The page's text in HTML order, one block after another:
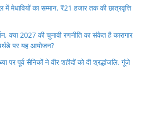
मेधावियों का सम्मान, ₹21 हजार तक की छात्रवृत्ति
क्या 2027 की चुनावी रणनीति का संकेत है कारागार
बर्थडे पर यह आयोजन?
पर पूर्व सैनिकों ने वीर शहीदों को दी श्रद्धांजलि, गूंजे